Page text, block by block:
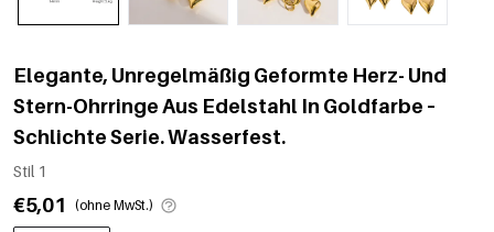
Elegante, Unregelmäßig Geformte Herz- Und
Stern-Ohrringe Aus Edelstahl In Goldfarbe –
Schlichte Serie. Wasserfest.
Stil 1
€5,01 (ohne MwSt.)